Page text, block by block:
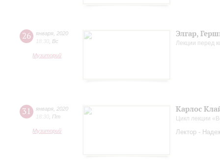
26 января 2020
18:30 Вс
Музиторий
Элгар,
Лекции перед
31 января 2020
18:30 Пт
Музиторий
Карлос
Цикл лекции
Лектор -